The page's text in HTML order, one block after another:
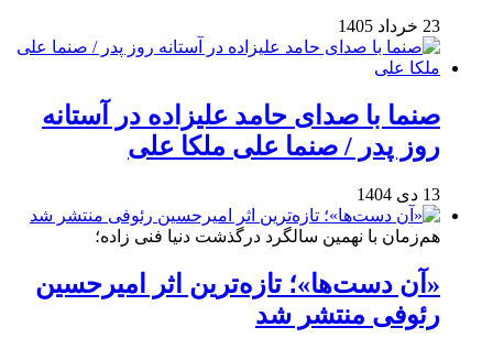
23 خرداد 1405
صنما با صدای حامد علیزاده در آستانه
روز پدر / صنما علی ملکا علی
13 دی 1404
هم‌زمان با نهمین سالگرد درگذشت دنیا فنی زاده؛
«آن دست‌ها»؛ تازه‌ترین اثر امیرحسین
رئوفی منتشر شد